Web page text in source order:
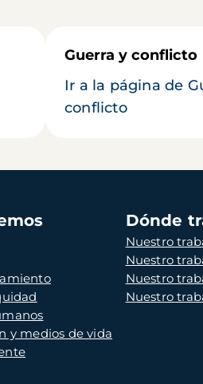
Guerra y conflicto
Ir a la página de
conflicto
y medios de vida
Dónde
Nuestro
Nuestro
Nuestro
Nuestro